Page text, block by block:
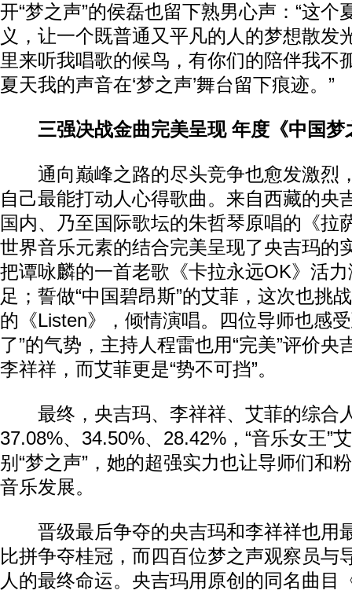
开“梦之声”的侯磊也留下熟男心声：“这个
义，让一个既普通又平凡的人的梦想散发
里来听我唱歌的候鸟，有你们的陪伴我不
夏天我的声音在‘梦之声’舞台留下痕迹。”
三强决战金曲完美呈现 年度《中国梦
通向巅峰之路的尽头竞争也愈发激烈
自己最能打动人心得歌曲。来自西藏的央
国内、乃至国际歌坛的朱哲琴原唱的《拉
世界音乐元素的结合完美呈现了央吉玛的
把谭咏麟的一首老歌《卡拉永远OK》活
足；誓做“中国碧昂斯”的艾菲，这次也挑
的《Listen》，倾情演唱。四位导师也感
了”的气势，主持人程雷也用“完美”评价央
李祥祥，而艾菲更是“势不可挡”。
最终，央吉玛、李祥祥、艾菲的综合
37.08%、34.50%、28.42%，“音乐女王”
别“梦之声”，她的超强实力也让导师们和
音乐发展。
晋级最后争夺的央吉玛和李祥祥也用
比拼争夺桂冠，而四百位梦之声观察员与
人的最终命运。央吉玛用原创的同名曲目